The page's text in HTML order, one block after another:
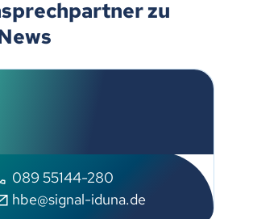
zu
089 55144-280
hbe@signal-iduna.de